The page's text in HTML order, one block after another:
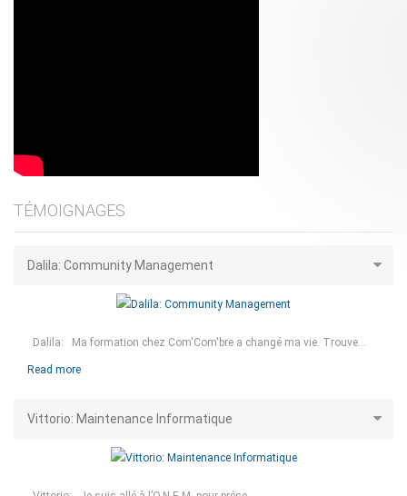
TÉMOIGNAGES
Dalila: Community Management
Dalila: Ma formation chez Com'Com'bre a changé ma vie. Trouve...
Read more
Vittorio: Maintenance Informatique